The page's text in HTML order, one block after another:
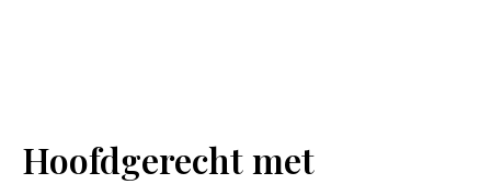
Hoofdgerecht met